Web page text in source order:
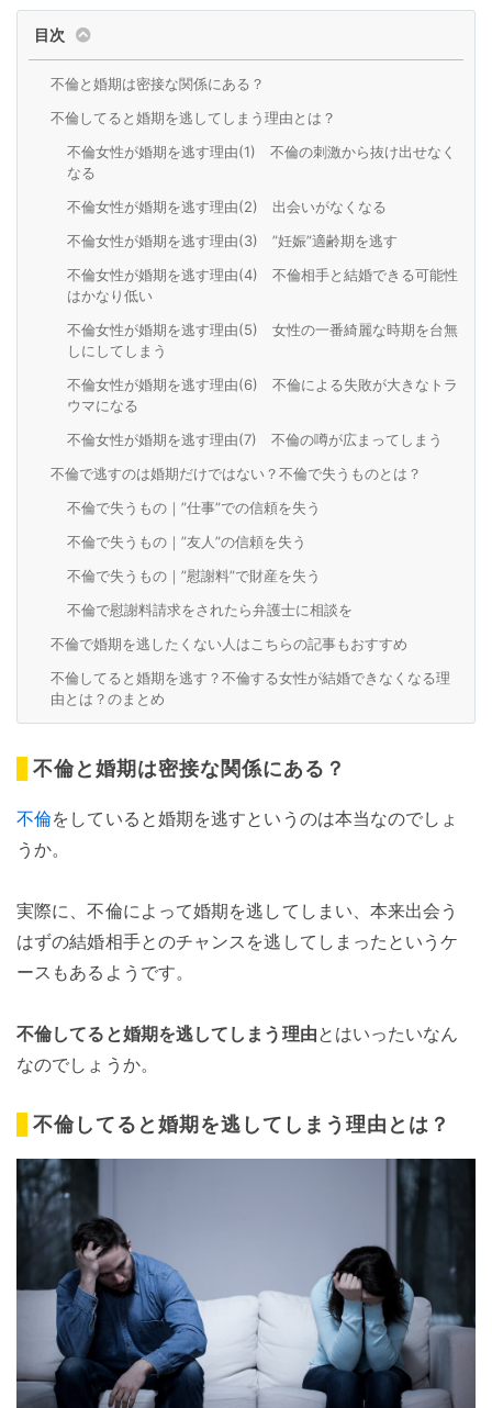
目次
不倫と婚期は密接な関係にある？
不倫してると婚期を逃してしまう理由とは？
不倫女性が婚期を逃す理由(1) 不倫の刺激から抜け出せなく
なる
不倫女性が婚期を逃す理由(2) 出会いがなくなる
不倫女性が婚期を逃す理由(3) ”妊娠”適齢期を逃す
不倫女性が婚期を逃す理由(4) 不倫相手と結婚できる可能性
はかなり低い
不倫女性が婚期を逃す理由(5) 女性の一番綺麗な時期を台無
しにしてしまう
不倫女性が婚期を逃す理由(6) 不倫による失敗が大きなトラ
ウマになる
不倫女性が婚期を逃す理由(7) 不倫の噂が広まってしまう
不倫で逃すのは婚期だけではない？不倫で失うものとは？
不倫で失うもの｜”仕事”での信頼を失う
不倫で失うもの｜”友人”の信頼を失う
不倫で失うもの｜”慰謝料”で財産を失う
不倫で慰謝料請求をされたら弁護士に相談を
不倫で婚期を逃したくない人はこちらの記事もおすすめ
不倫してると婚期を逃す？不倫する女性が結婚できなくなる理
由とは？のまとめ
不倫と婚期は密接な関係にある？
不倫をしていると婚期を逃すというのは本当なのでしょ
うか。
実際に、不倫によって婚期を逃してしまい、本来出会う
はずの結婚相手とのチャンスを逃してしまったというケ
ースもあるようです。
不倫してると婚期を逃してしまう理由とはいったいなん
なのでしょうか。
不倫してると婚期を逃してしまう理由とは？